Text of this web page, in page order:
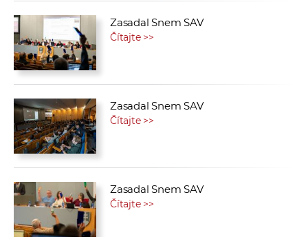
Zasadal Snem SAV
Čítajte >>
Zasadal Snem SAV
Čítajte >>
Zasadal Snem SAV
Čítajte >>